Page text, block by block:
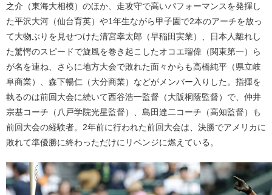
之介（東海大相模）のほか、走攻守で高いパフォーマンスを発揮し
た平沢大河（仙台育英）や1年生ながら甲子園で2本のアーチを放っ
て大物ぶりを見せつけた清宮幸太郎（早稲田実業）、日本人離れし
た驚愕のスピードで旋風を巻き起こしたオコエ瑠偉（関東第一）ら
が名を連ね、さらに地方大会で敗れた面々からも高橋純平（県立岐
阜商業）、森下暢仁（大分商業）などがメンバー入りした。指揮を
執るのは前回大会に続いて西谷浩一監督（大阪桐蔭監督）で、仲井
宗基コーチ（八戸学院光星監督）、島田達二コーチ（高知監督）も
前回大会の経験者。2年前に行われた前回大会は、決勝でアメリカに
敗れて準優勝に終わっただけにリベンジに燃えている。